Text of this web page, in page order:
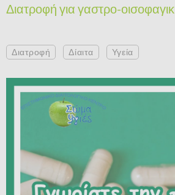
Διατροφή για γαστρο-
Διατροφή Δίαιτα Υγεία